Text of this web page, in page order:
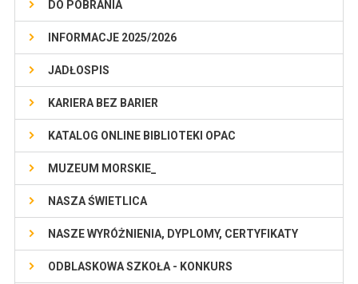
DO POBRANIA
INFORMACJE 2025/2026
JADŁOSPIS
KARIERA BEZ BARIER
KATALOG ONLINE BIBLIOTEKI OPAC
MUZEUM MORSKIE_
NASZA ŚWIETLICA
NASZE WYRÓŻNIENIA, DYPLOMY, CERTYFIKATY
ODBLASKOWA SZKOŁA - KONKURS